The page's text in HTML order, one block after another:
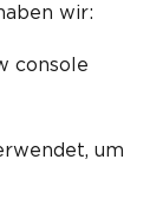
wir:
console
um